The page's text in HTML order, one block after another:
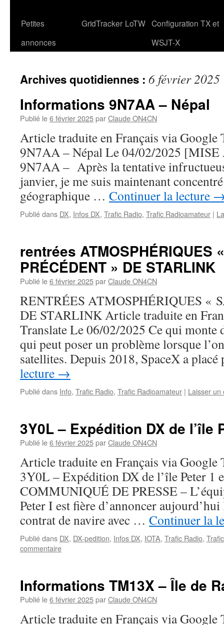
Petites
annonces
GridTracker LoTW Configuration TX et
WSJT-X
Archives quotidiennes : 6 février 2025
Informations 9N7AA – Népal
Publié le6 février 2025parClaude ON4CN
Article traduite en Français via Google
9N7AA – Népal Le 04/02/2025 [MISE
9N7AA – Après la tentative
janvier, je me suis maintenant
géographique … Continuer la lecture
Publié dans DX, Infos DX, Trafic Radio, Trafic Radioamateur |
rentrées ATMOSPHÉRIQUES
PRÉCÉDENT » DE STARLINK
Publié le6 février 2025parClaude ON4CN
RENTRÉES ATMOSPHÉRIQUES «
DE STARLINK Article traduite en
Translate Le 06/02/2025 Ce qui monte
qui peut poser un problème lorsque
satellites. Depuis 2018, SpaceX a
lecture →
Publié dans Info, Trafic Radio, Trafic Radioamateur | Laisser un
3Y0L – Expédition DX de l’île
Publié le6 février 2025parClaude ON4CN
Article traduite en Français via Google
3Y0L – Expédition DX de l’île Peter 1
COMMUNIQUÉ DE PRESSE –
Peter I est fière d’annoncer
contrat de navire avec … Continuer la
Publié dans DX, DX-pedition, Infos DX, IOTA, Trafic Radio,
commentaire
Informations TM13X – Île de
Publié le6 février 2025parClaude ON4CN
Article traduite en Français via Google